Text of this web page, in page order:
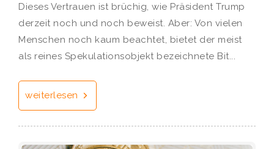
Dieses Vertrauen ist brüchig, wie Präsident Trump
derzeit noch und noch beweist. Aber: Von vielen
Menschen noch kaum beachtet, bietet der meist
als reines Spekulationsobjekt bezeichnete Bit...
weiterlesen